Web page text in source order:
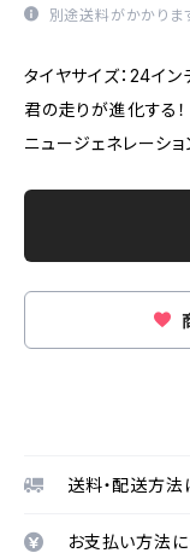
別途送料がかかりま
タイヤサイズ：24イン
君の走りが進化する！
ニュージェネレーショ
送料・配送方法
お支払い方法に